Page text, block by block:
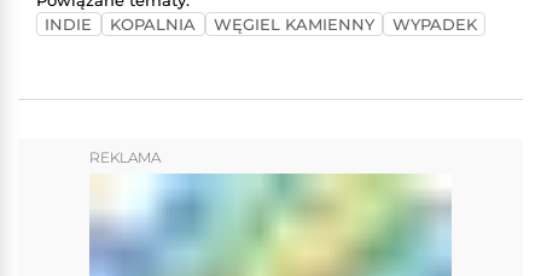
INDIE
KOPALNIA WĘGIEL KAMIENNY WYPADEK
REKLAMA